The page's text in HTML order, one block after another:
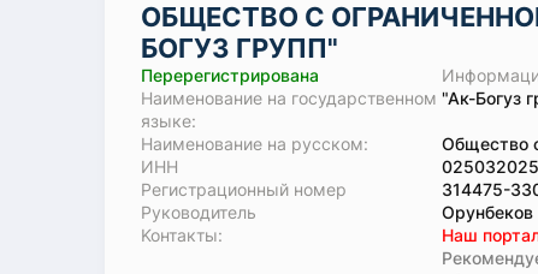
ОБЩЕСТВО С
БОГУЗ ГРУПП"
Перерегистрирована
Наименование на государственном
языке:
"Ак-Богуз
Наименование на русском:
Общество
ИНН
Регистрационный номер
314475-
Руководитель
Koнтaкты:
Наш